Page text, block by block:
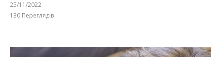
25/11/2022
130 Переглядів